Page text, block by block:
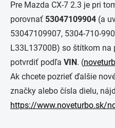
Pre Mazda CX-7 2.3 je pri
porovnať 53047109904 (a
53047109907, 5304-710-
L33L13700B) so štítkom na
potvrdiť podľa VIN. (
Ak chcete pozrieť ďalšie
značky alebo čísla dielu,
https://www.noveturbo.sk/